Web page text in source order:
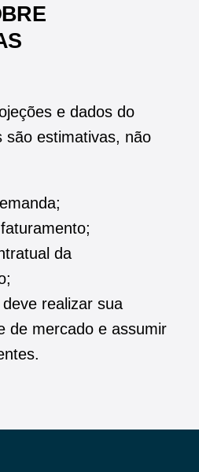
e dados do
são estimativas, não
da
realizar sua
de mercado e assumir